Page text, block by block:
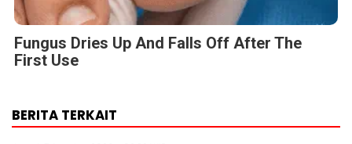
Fungus Dries Up And Falls Off After The
First Use
BERITA TERKAIT